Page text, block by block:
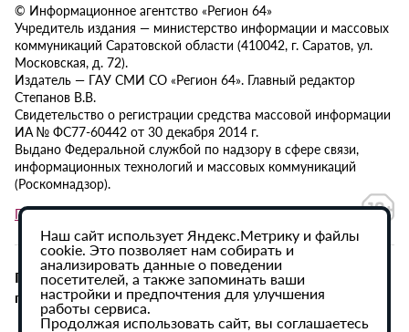
© Информационное агентство «Регион 64»
Учредитель издания — министерство информации и массовых
коммуникаций Саратовской области (410042, г. Саратов, ул.
Московская, д. 72).
Издатель — ГАУ СМИ СО «Регион 64». Главный редактор
Степанов В.В.
Свидетельство о регистрации средства массовой информации
ИА № ФС77-60442 от 30 декабря 2014 г.
Выдано Федеральной службой по надзору в сфере связи,
информационных технологий и массовых коммуникаций
(Роскомнадзор).
Политика в отношении обработки персональных данных
При использовании материалов сайта активная
гиперссылка на ИА «Регион 64» обязательна.
Наш сайт использует Яндекс.Метрику и файлы
cookie. Это позволяет нам собирать и
анализировать данные о поведении
посетителей, а также запоминать ваши
настройки и предпочтения для улучшения
работы сервиса.
Продолжая использовать сайт, вы соглашаетесь